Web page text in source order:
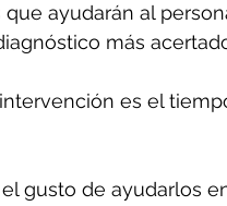
ayudarán al
más
es el
gusto de ayudarlos